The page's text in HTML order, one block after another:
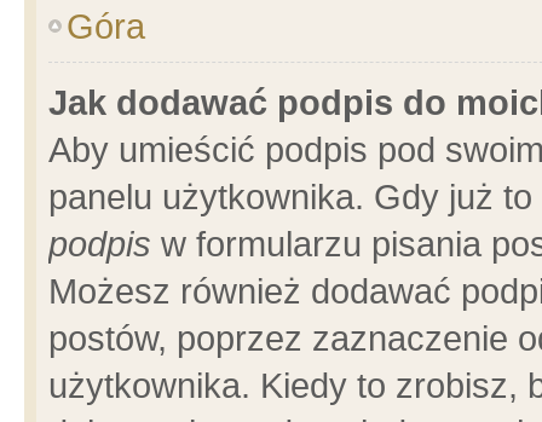
Góra
Jak dodawać podpis do
Aby umieścić podpis pod
panelu użytkownika. Gdy już
podpis w formularzu pisania
Możesz również dodawać
postów, poprzez zaznaczenie
użytkownika. Kiedy to zrobisz,